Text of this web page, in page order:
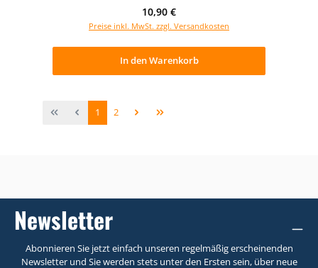
Regulärer Preis:
10,90 €
Preise inkl. MwSt. zzgl. Versandkosten
In den Warenkorb
Seite
1 Seite
2
Newsletter
Abonnieren Sie jetzt einfach unseren regelmäßig erscheinenden
Newsletter und Sie werden stets unter den Ersten sein, über neue